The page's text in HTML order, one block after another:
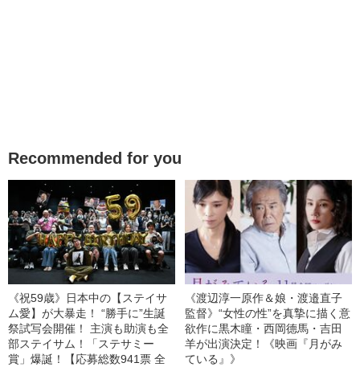
Recommended for you
《祝59歳》日本中の【ステイサ
ム愛】が大暴走！ “勝手に”生誕
祭試写会開催！ 主演も助演も全
部ステイサム！「ステサミー
賞」爆誕！【応募総数941票 全
《渡辺淳一原作＆娘・渡邉直子
監督》“女性の性”を真摯に描く意
欲作に黒木瞳・西岡德馬・吉田
羊が出演決定！《映画『月がみ
ている』》